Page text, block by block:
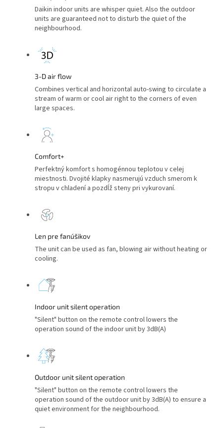
Daikin indoor units are whisper quiet. Also the outdoor
units are guaranteed not to disturb the quiet of the
neighbourhood.
3-D air flow
Combines vertical and horizontal auto-swing to circulate a
stream of warm or cool air right to the corners of even
large spaces.
Comfort+
Perfektný komfort s homogénnou teplotou v celej
miestnosti. Dvojité klapky nasmerujú vzduch smerom k
stropu v chladení a pozdĺž steny pri vykurovaní.
Len pre fanúšikov
The unit can be used as fan, blowing air without heating or
cooling.
Indoor unit silent operation
"Silent" button on the remote control lowers the
operation sound of the indoor unit by 3dB(A)
Outdoor unit silent operation
"Silent" button on the remote control lowers the
operation sound of the outdoor unit by 3dB(A) to ensure a
quiet environment for the neighbourhood.